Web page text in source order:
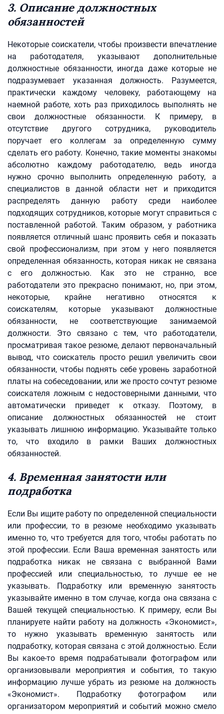
3. Описание должностных
обязанностей
Некоторые соискатели, чтобы произвести впечатление
на работодателя, указывают дополнительные
должностные обязанности, иногда даже которые не
подразумевает указанная должность. Разумеется,
практически каждому человеку, работающему на
наемной работе, хоть раз приходилось выполнять не
свои должностные обязанности. К примеру, в
отсутствие другого сотрудника, руководитель
поручает его коллегам за определенную сумму
сделать его работу. Конечно, такие моменты знакомы
абсолютно каждому работодателю, ведь иногда
нужно срочно выполнить определенную работу, а
специалистов в данной области нет и приходится
распределять данную работу среди наиболее
подходящих сотрудников, которые могут справиться с
поставленной работой. Таким образом, у работника
появляется отличный шанс проявить себя и показать
свой профессионализм, при этом у него появляется
определенная обязанность, которая никак не связана
с его должностью. Как это не странно, все
работодатели это прекрасно понимают, но, при этом,
некоторые, крайне негативно относятся к
соискателям, которые указывают должностные
обязанности, не соответствующие занимаемой
должности. Это связано с тем, что работодатели,
просматривая такое резюме, делают первоначальный
вывод, что соискатель просто решил увеличить свои
обязанности, чтобы поднять себе уровень заработной
платы на собеседовании, или же просто сочтут резюме
соискателя ложным с недостоверными данными, что
автоматически приведет к отказу. Поэтому, в
описание должностных обязанностей не стоит
указывать лишнюю информацию. Указывайте только
то, что входило в рамки Ваших должностных
обязанностей.
4. Временная занятости или
подработка
Если Вы ищите работу по определенной специальности
или профессии, то в резюме необходимо указывать
именно то, что требуется для того, чтобы работать по
этой профессии. Если Ваша временная занятость или
подработка никак не связана с выбранной Вами
профессией или специальностью, то лучше ее не
указывать. Подработку или временную занятость
указывайте именно в том случае, когда она связана с
Вашей текущей специальностью. К примеру, если Вы
планируете найти работу на должность «Экономист»,
то нужно указывать временную занятость или
подработку, которая связана с этой должностью. Если
Вы какое-то время подрабатывали фотографом или
организовывали мероприятия и события, то такую
информацию лучше убрать из резюме на должность
«Экономист». Подработку фотографом или
организатором мероприятий и событий можно смело